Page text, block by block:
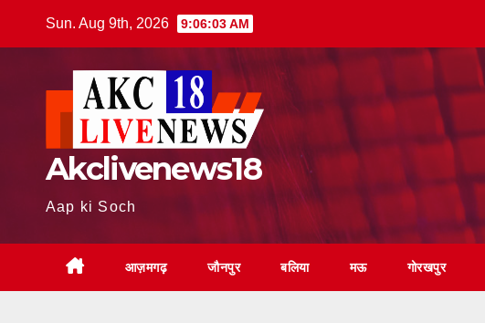
Sun. Aug 9th, 2026 9:06:04 AM
Akclivenews18
Aap ki Soch
आज़मगढ़ जौनपुर बलिया मऊ गोरखपुर